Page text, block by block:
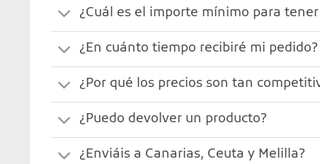
¿Cuál es el importe mínimo para
¿En cuánto tiempo recibiré mi pedido?
¿Por qué los precios son tan
¿Puedo devolver un producto?
¿Enviáis a Canarias, Ceuta y Melilla?